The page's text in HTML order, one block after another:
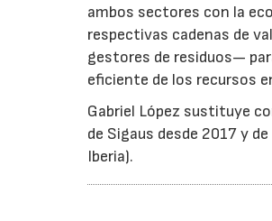
ambos sectores con la
respectivas cadenas de
gestores de residuos—
eficiente de los recursos
Gabriel López sustituye
de Sigaus desde 2017 y
Iberia).